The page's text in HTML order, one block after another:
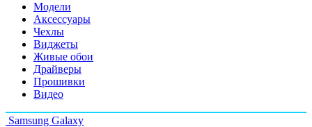
Модели
Аксессуары
Чехлы
Виджеты
Живые обои
Драйверы
Прошивки
Видео
Samsung Galaxy